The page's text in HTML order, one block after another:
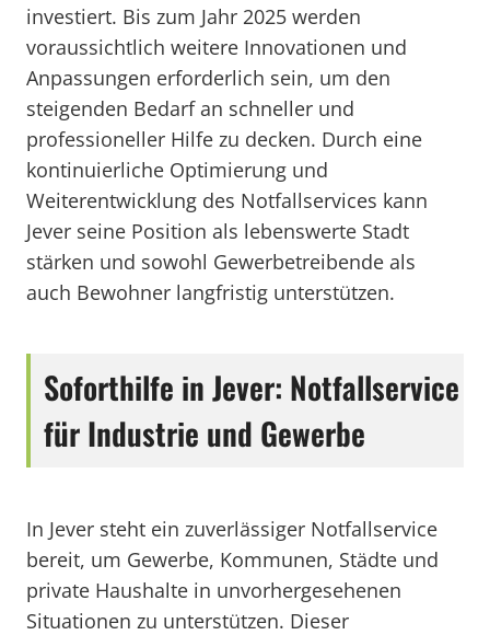
investiert. Bis zum Jahr 2025 werden
voraussichtlich weitere Innovationen und
Anpassungen erforderlich sein, um den
steigenden Bedarf an schneller und
professioneller Hilfe zu decken. Durch eine
kontinuierliche Optimierung und
Weiterentwicklung des Notfallservices kann
Jever seine Position als lebenswerte Stadt
stärken und sowohl Gewerbetreibende als
auch Bewohner langfristig unterstützen.
Soforthilfe in Jever: Notfallservice
für Industrie und Gewerbe
In Jever steht ein zuverlässiger Notfallservice
bereit, um Gewerbe, Kommunen, Städte und
private Haushalte in unvorhergesehenen
Situationen zu unterstützen. Dieser